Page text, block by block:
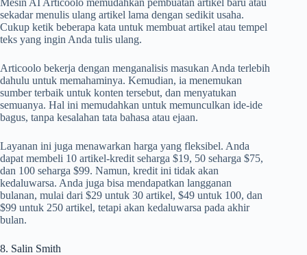
Mesin AI Articoolo memudahkan pembuatan artikel baru atau
sekadar menulis ulang artikel lama dengan sedikit usaha.
Cukup ketik beberapa kata untuk membuat artikel atau tempel
teks yang ingin Anda tulis ulang.
Articoolo bekerja dengan menganalisis masukan Anda terlebih
dahulu untuk memahaminya. Kemudian, ia menemukan
sumber terbaik untuk konten tersebut, dan menyatukan
semuanya. Hal ini memudahkan untuk memunculkan ide-ide
bagus, tanpa kesalahan tata bahasa atau ejaan.
Layanan ini juga menawarkan harga yang fleksibel. Anda
dapat membeli 10 artikel-kredit seharga $19, 50 seharga $75,
dan 100 seharga $99. Namun, kredit ini tidak akan
kedaluwarsa. Anda juga bisa mendapatkan langganan
bulanan, mulai dari $29 untuk 30 artikel, $49 untuk 100, dan
$99 untuk 250 artikel, tetapi akan kedaluwarsa pada akhir
bulan.
8. Salin Smith